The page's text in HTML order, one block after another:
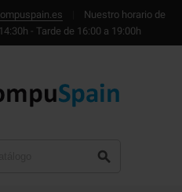
Nuestro horario de
- Tarde de 16:00 a 19:00h
